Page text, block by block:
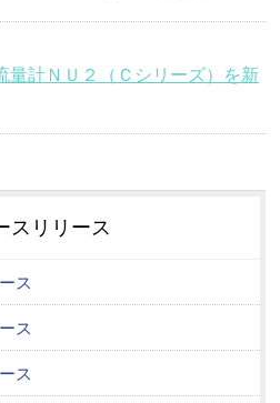
計ＮＵ２（Ｃシリーズ）を新
スリリース
ス
ス
ス